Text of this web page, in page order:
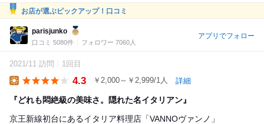
お店が選ぶピックアップ！口コミ
parisjunko
口コミ 5080件 フォロワー 7060人
アプリでフォロー
2021/11 訪問 1回目
4.3 ￥2,000～￥2,999/1人 詳細
『どれも悶絶級の美味さ。隠れた名イタリアン』
京王新線初台にあるイタリア料理店「VANNOヴァンノ」